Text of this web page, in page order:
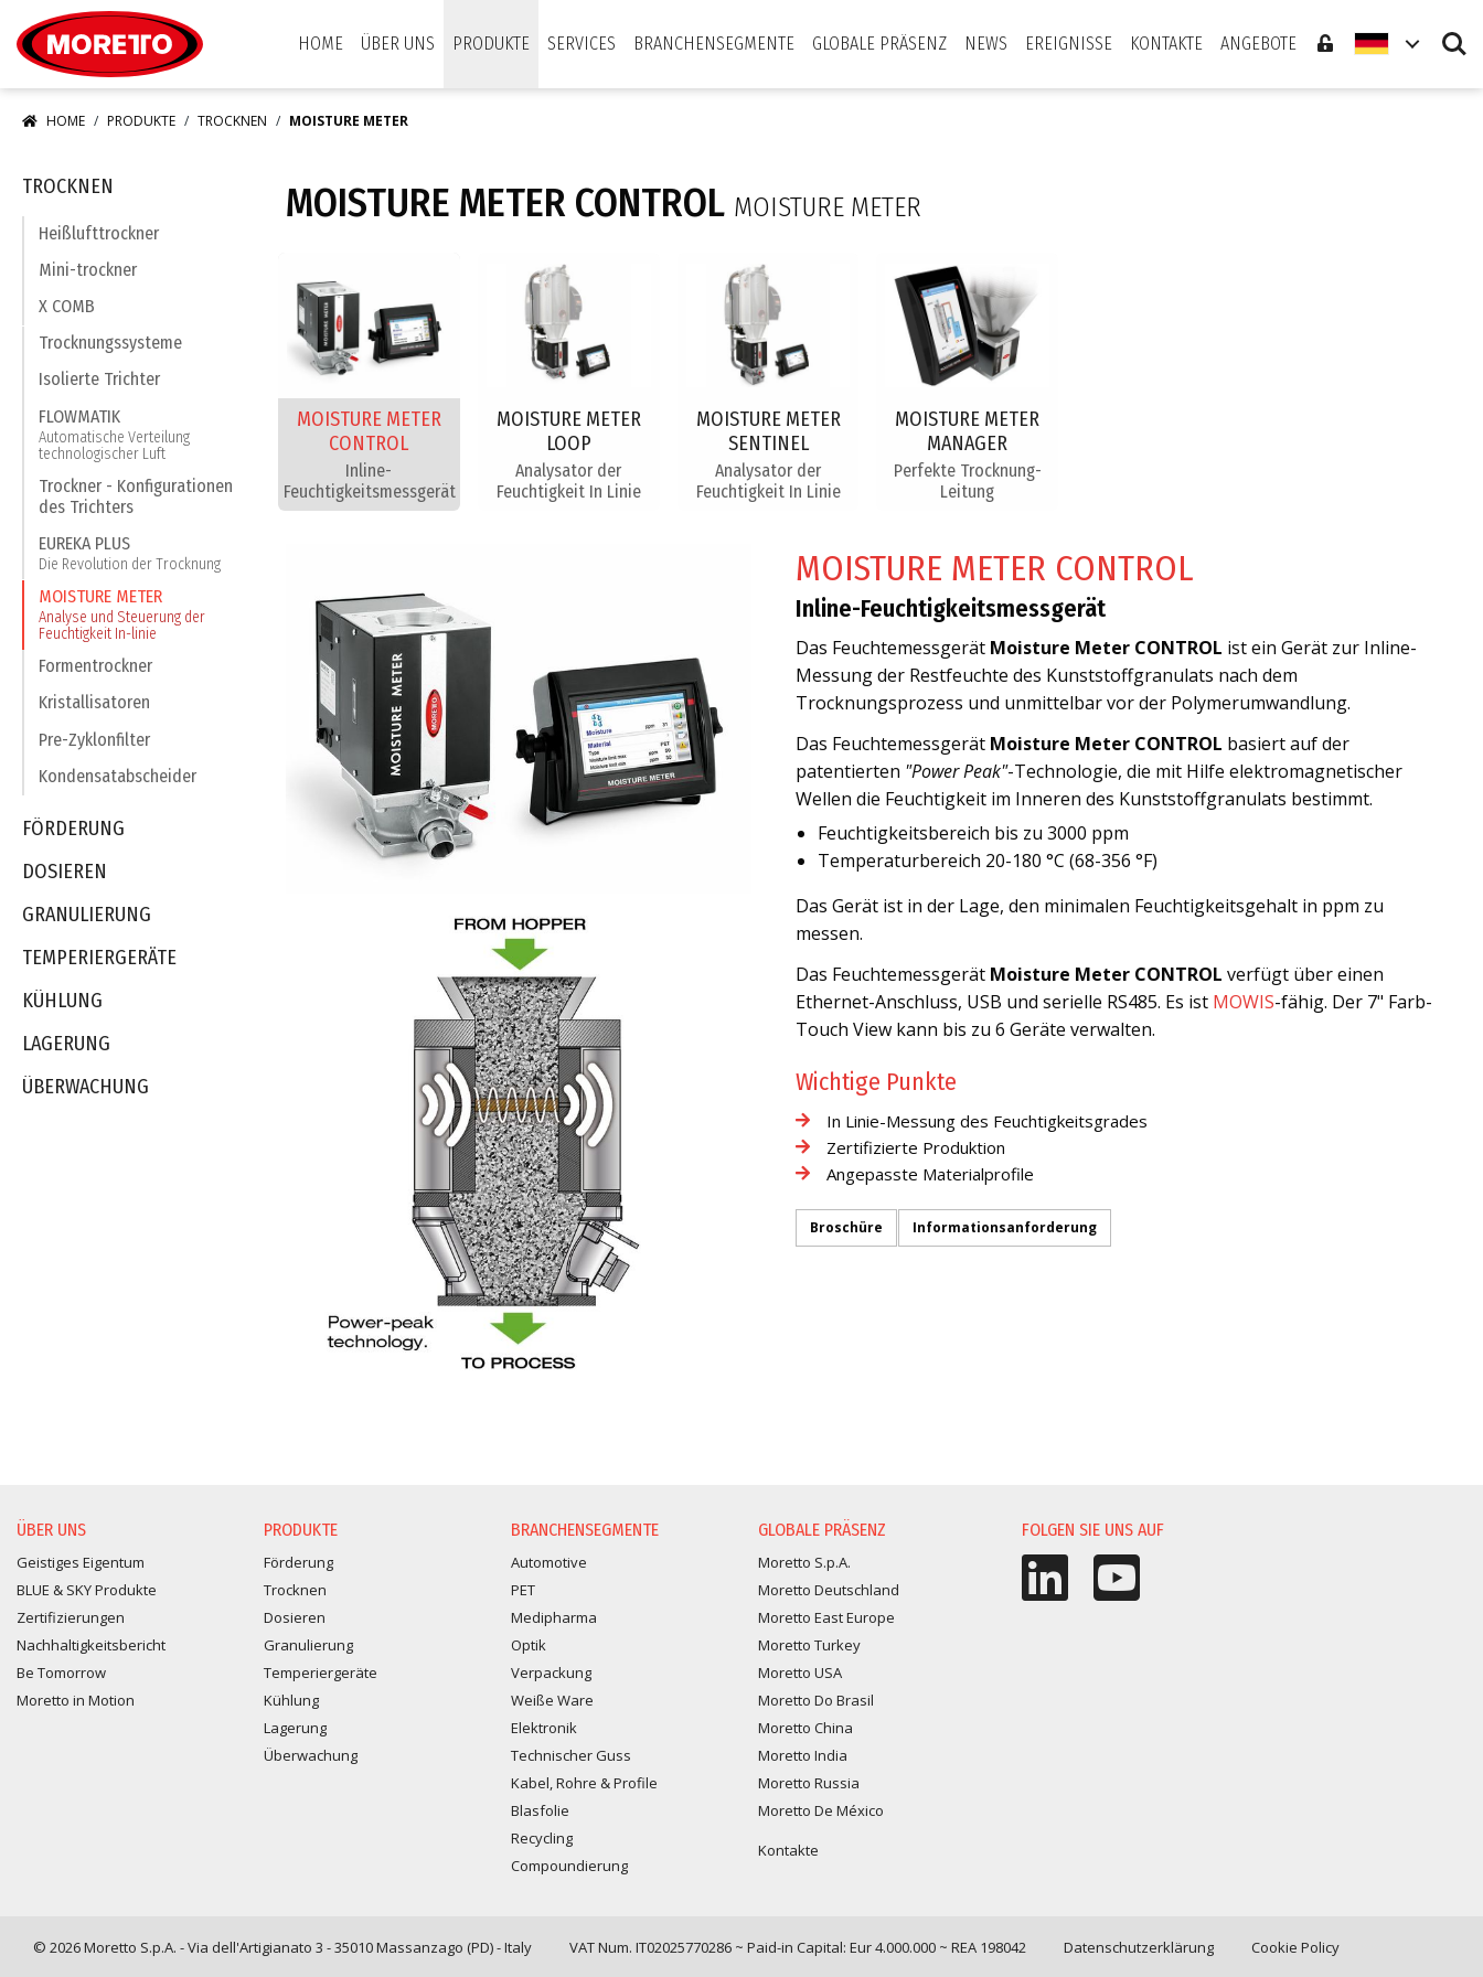
HOME
ÜBER UNS PRODUKTE SERVICES BRANCHENSEGMENTE GLOBALE PRÄSENZ NEWS EREIGNISSE KONTAKTE ANGEBOTE Search
HOME PRODUKTE TROCKNEN MOISTURE METER
MOISTURE METER CONTROL MOISTURE METER
MOISTURE METER
CONTROL
Inline-
Feuchtigkeitsmessgerät
MOISTURE METER
LOOP
Analysator der
Feuchtigkeit In Linie
MOISTURE METER
SENTINEL
Analysator der
Feuchtigkeit In Linie
MOISTURE METER
MANAGER
Perfekte Trocknung-
Leitung
MOISTURE METER CONTROL
Inline-Feuchtigkeitsmessgerät
Das Feuchtemessgerät Moisture Meter CONTROL ist ein Gerät zur Inline-
Messung der Restfeuchte des Kunststoffgranulats nach dem
Trocknungsprozess und unmittelbar vor der Polymerumwandlung.
Das Feuchtemessgerät Moisture Meter CONTROL basiert auf der
patentierten "Power Peak"-Technologie, die mit Hilfe elektromagnetischer
Wellen die Feuchtigkeit im Inneren des Kunststoffgranulats bestimmt.
Feuchtigkeitsbereich bis zu 3000 ppm
Temperaturbereich 20-180 °C (68-356 °F)
Das Gerät ist in der Lage, den minimalen Feuchtigkeitsgehalt in ppm zu
messen.
Das Feuchtemessgerät Moisture Meter CONTROL verfügt über einen
Ethernet-Anschluss, USB und serielle RS485. Es ist MOWIS-fähig. Der 7" Farb-
Touch View kann bis zu 6 Geräte verwalten.
Wichtige Punkte
In Linie-Messung des Feuchtigkeitsgrades
Zertifizierte Produktion
Angepasste Materialprofile
Broschüre Informationsanforderung
TROCKNEN
Heißlufttrockner
Mini-trockner
X COMB
Trocknungssysteme
Isolierte Trichter
FLOWMATIK
Automatische Verteilung
technologischer Luft
Trockner - Konfigurationen
des Trichters
EUREKA PLUS
Die Revolution der Trocknung
MOISTURE METER
Analyse und Steuerung der
Feuchtigkeit In-linie
Formentrockner
Kristallisatoren
Pre-Zyklonfilter
Kondensatabscheider
FÖRDERUNG
DOSIEREN
GRANULIERUNG
TEMPERIERGERÄTE
KÜHLUNG
LAGERUNG
ÜBERWACHUNG
ÜBER UNS
Geistiges Eigentum
BLUE & SKY Produkte
Zertifizierungen
Nachhaltigkeitsbericht
Be Tomorrow
Moretto in Motion
PRODUKTE
Förderung
Trocknen
Dosieren
Granulierung
Temperiergeräte
Kühlung
Lagerung
Überwachung
BRANCHENSEGMENTE
Automotive
PET
Medipharma
Optik
Verpackung
Weiße Ware
Elektronik
Technischer Guss
Kabel, Rohre & Profile
Blasfolie
Recycling
Compoundierung
GLOBALE PRÄSENZ
Moretto S.p.A.
Moretto Deutschland
Moretto East Europe
Moretto Turkey
Moretto USA
Moretto Do Brasil
Moretto China
Moretto India
Moretto Russia
Moretto De México
Kontakte
FOLGEN SIE UNS AUF
© 2026 Moretto S.p.A. - Via dell'Artigianato 3 - 35010 Massanzago (PD) - Italy VAT Num. IT02025770286 ~ Paid-in Capital: Eur 4.000.000 ~ REA 198042 Datenschutzerklärung Cookie Policy